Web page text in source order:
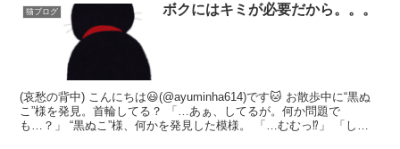
猫ブログ ボクにはキミが必要だから。。。
(哀愁の背中) こんにちは😃(@ayuminha614)です🐱 お散歩中に“黒ぬ
こ”様を発見。首輪してる？ 「…あぁ、してるが。何か問題で
も…？」 “黒ぬこ”様、何かを発見した模様。 「…むむっ⁉︎」 「しゃ